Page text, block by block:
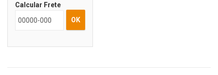
Calcular Frete
OK